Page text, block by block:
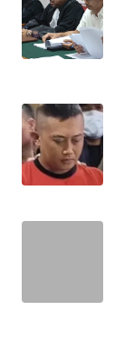
WN
SAMOSIR
LAWAS
WN
SUMEDANG
WN